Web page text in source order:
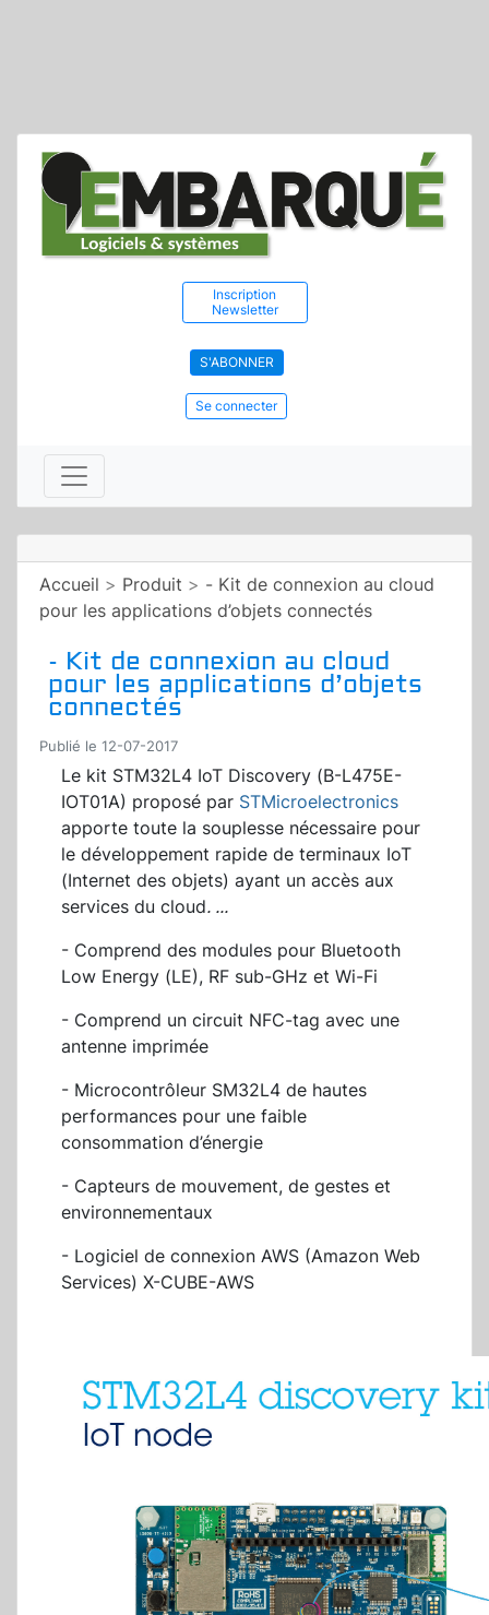
Inscription
Newsletter
S'ABONNER
Se connecter
Accueil > Produit > - Kit de connexion au cloud
pour les applications d’objets connectés
- Kit de connexion au cloud
pour les applications d’objets
connectés
Publié le 12-07-2017
Le kit STM32L4 IoT Discovery (B-L475E-
IOT01A) proposé par STMicroelectronics
apporte toute la souplesse nécessaire pour
le développement rapide de terminaux IoT
(Internet des objets) ayant un accès aux
services du cloud. ...
- Comprend des modules pour Bluetooth
Low Energy (LE), RF sub-GHz et Wi-Fi
- Comprend un circuit NFC-tag avec une
antenne imprimée
- Microcontrôleur SM32L4 de hautes
performances pour une faible
consommation d’énergie
- Capteurs de mouvement, de gestes et
environnementaux
- Logiciel de connexion AWS (Amazon Web
Services) X-CUBE-AWS